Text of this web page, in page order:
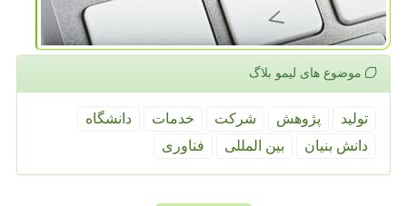
موضوع های لیمو بلاگ
تولید پژوهش شركت خدمات
دانشگاه
دانش بنیان
بین المللی فناوری